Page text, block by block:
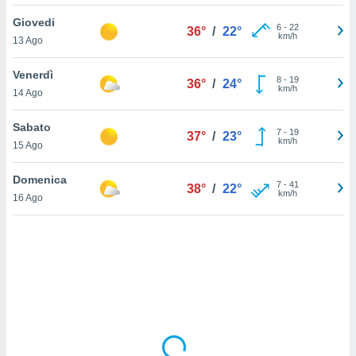
cookie
il tuo
in
a piè
del
Giovedi
13 Ago
36° / 22° 6- 22
km/h
Venerdì
14 Ago
36° / 24° 8- 19
km/h
Sabato
15 Ago
37° / 23° 7- 19
km/h
Domenica
16 Ago
38° / 22° 7- 41
km/h